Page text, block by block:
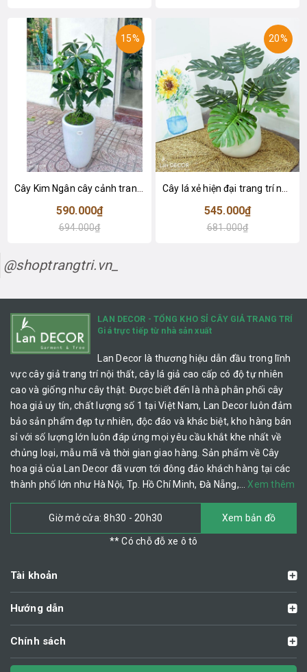
15%
Cây Kim Ngân cây cảnh trang trí nhà đẹp (80cm) - LC1990
590.000₫
694.000₫
20%
Cây lá xẻ hiện đại trang trí nhà (65cm) - LC3022
545.000₫
681.000₫
@shoptrangtri.vn_
LAN DECOR - TỔNG KHO SỈ CÂY GIẢ TRANG TRÍ
Giá trực tiếp từ nhà sản xuất
Lan Decor là thương hiệu dẫn đầu trong lĩnh
vực cây giả trang trí nội thất, cây lá giả cao cấp có độ tự nhiên
cao và giống như cây thật. Được biết đến là nhà phân phối cây
hoa giả uy tín, chất lượng số 1 tại Việt Nam, Lan Decor luôn đảm
bảo sản phẩm đẹp tự nhiên, độc đáo và khác biệt, kho hàng bán
sỉ với số lượng lớn luôn đáp ứng mọi yêu cầu khắt khe nhất về
chủng loại, mẫu mã và thời gian giao hàng. Sản phẩm về Cây
hoa giả của Lan Decor đã vươn tới đông đảo khách hàng tại các
thành phố lớn như Hà Nội, Tp. Hồ Chí Minh, Đà Nẵng,… Xem thêm
Giờ mở cửa: 8h30 - 20h30 Xem bản đồ
** Có chỗ đỗ xe ô tô
Tài khoản
Hướng dẫn
Chính sách